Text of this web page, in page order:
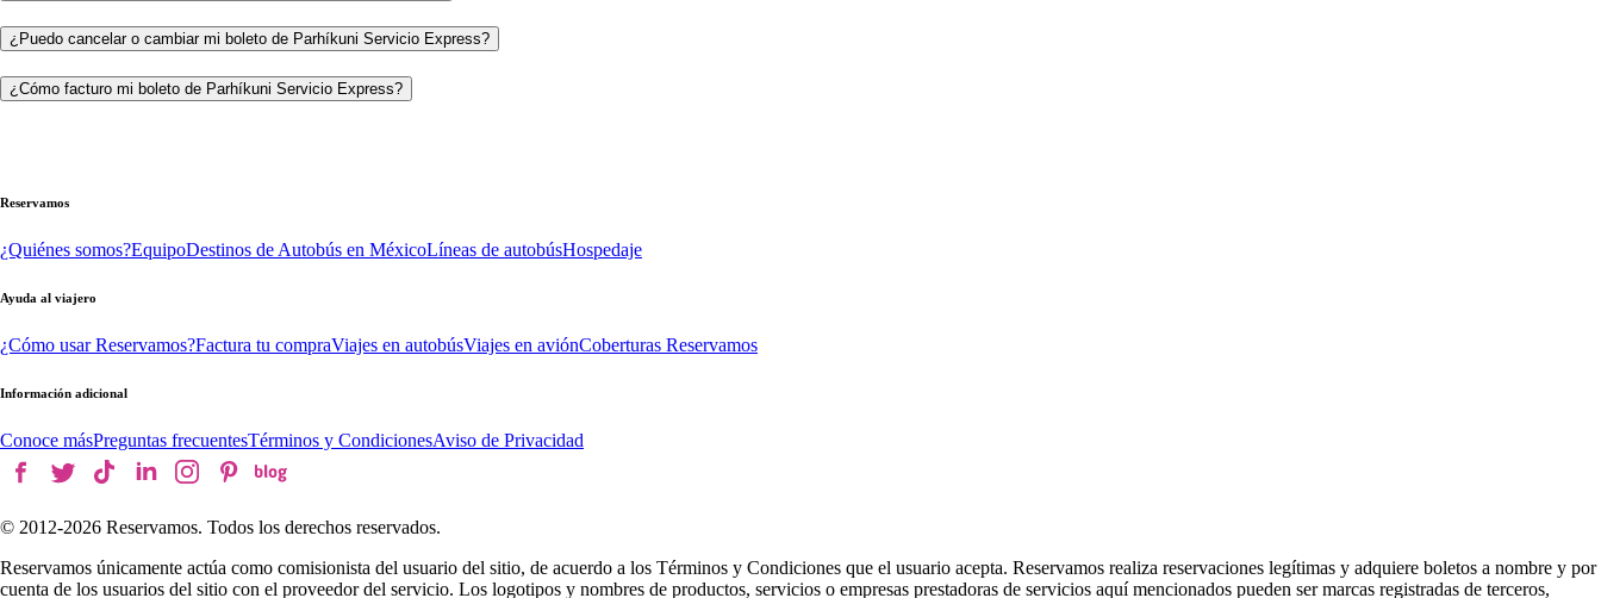
¿Puedo cancelar o cambiar mi boleto de Parhíkuni Servicio Express?
¿Cómo facturo mi boleto de Parhíkuni Servicio Express?
Reservamos
¿Quiénes somos?EquipoDestinos de Autobús en MéxicoLíneas de autobúsHospedaje
Ayuda al viajero
¿Cómo usar Reservamos?Factura tu compraViajes en autobúsViajes en aviónCoberturas Reservamos
Información adicional
Conoce másPreguntas frecuentesTérminos y CondicionesAviso de Privacidad
© 2012-2026 Reservamos. Todos los derechos reservados.
Reservamos únicamente actúa como comisionista del usuario del sitio, de acuerdo a los Términos y Condiciones que el usuario acepta. Reservamos realiza reservaciones legítimas y adquiere boletos a nombre y por
cuenta de los usuarios del sitio con el proveedor del servicio. Los logotipos y nombres de productos, servicios o empresas prestadoras de servicios aquí mencionados pueden ser marcas registradas de terceros,